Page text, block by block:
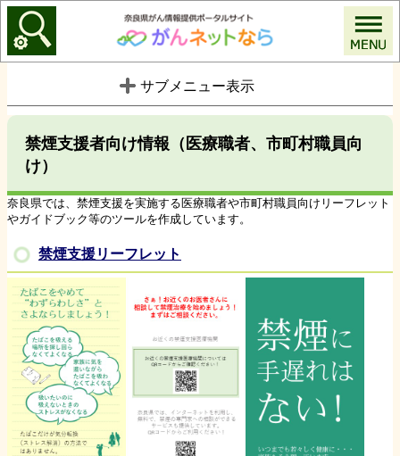
がんネットなら
サブメニュー表示
禁煙支援者向け情報（医療職者、市町村職員向
け）
奈良県では、禁煙支援を実施する医療職者や市町村職員向けリーフレット
やガイドブック等のツールを作成しています。
禁煙支援リーフレット